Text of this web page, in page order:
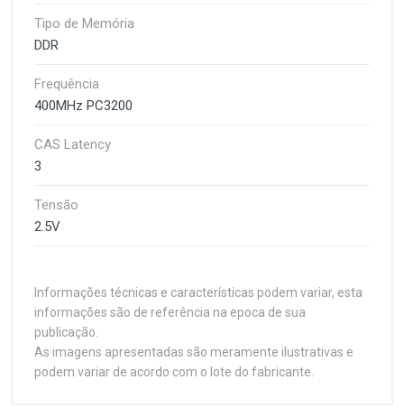
Tipo de Memória
DDR
Frequência
400MHz PC3200
CAS Latency
3
Tensão
2.5V
Informações técnicas e características podem variar, esta
informações são de referência na epoca de sua
publicação.
As imagens apresentadas são meramente ilustrativas e
podem variar de acordo com o lote do fabricante.